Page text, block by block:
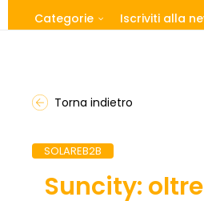
Categorie Iscriviti alla
Torna indietro
SOLAREB2B
Suncity: